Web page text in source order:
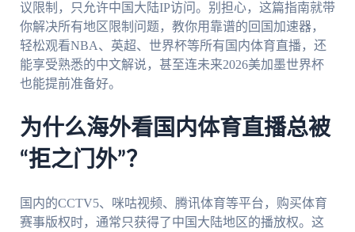
议限制，只允许中国大陆IP访问。别担心，这篇指南就带
你解决所有地区限制问题，教你用靠谱的回国加速器，
轻松观看NBA、英超、世界杯等所有国内体育直播，还
能享受熟悉的中文解说，甚至连未来2026美加墨世界杯
也能提前准备好。
为什么海外看国内体育直播总被
“拒之门外”？
国内的CCTV5、咪咕视频、腾讯体育等平台，购买体育
赛事版权时，通常只获得了中国大陆地区的播放权。这